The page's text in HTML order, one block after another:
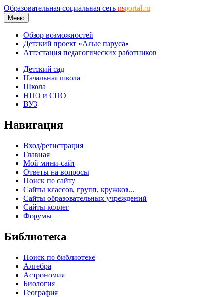
Образовательная социальная сеть nsportal.ru
Меню
Обзор возможностей
Детский проект «Алые паруса»
Аттестация педагогических работников
Детский сад
Начальная школа
Школа
НПО и СПО
ВУЗ
Навигация
Вход/регистрация
Главная
Мой мини-сайт
Ответы на вопросы
Поиск по сайту
Сайты классов, групп, кружков...
Сайты образовательных учреждений
Сайты коллег
Форумы
Библиотека
Поиск по библиотеке
Алгебра
Астрономия
Биология
География